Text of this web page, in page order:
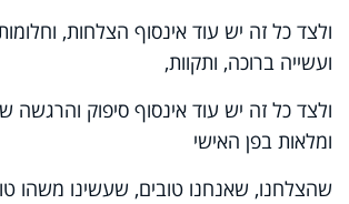
ולצד כל זה יש עוד אינסוף הצלחות,
ועשייה ברוכה, ותקוות,
ולצד כל זה יש עוד אינסוף סיפוק והרגשה
ומלאות בפן האישי
שהצלחנו, שאנחנו טובים, שעשינו משהו